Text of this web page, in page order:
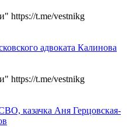
https://t.me/vestnikg
адвоката Калинова
https://t.me/vestnikg
казачка Аня Герцовская-